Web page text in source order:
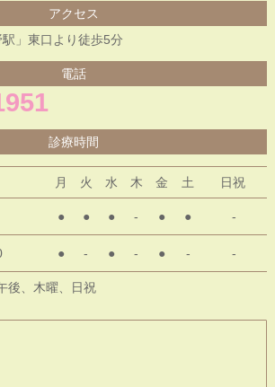
アクセス
」東口より徒歩5分
電話
診療時間
後、木曜、日祝
月 火 水 木 金 土 日祝
● ● ● - ● ● -
● - ● - ● - -